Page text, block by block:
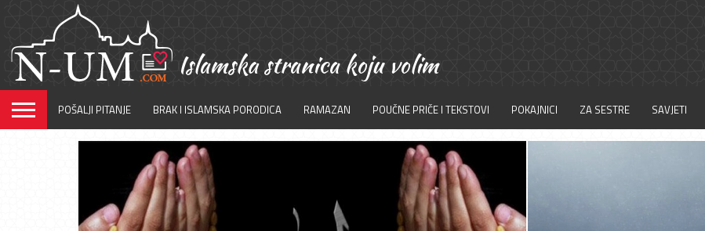
POŠALJI PITANJE BRAK I ISLAMSKA PORODICA RAMAZAN POUČNE PRIČE I TEKSTOVI POKAJNICI ZA SESTRE SAVJETI